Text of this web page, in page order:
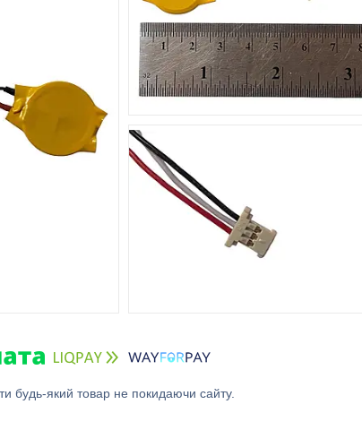
будь-який товар не покидаючи сайту.